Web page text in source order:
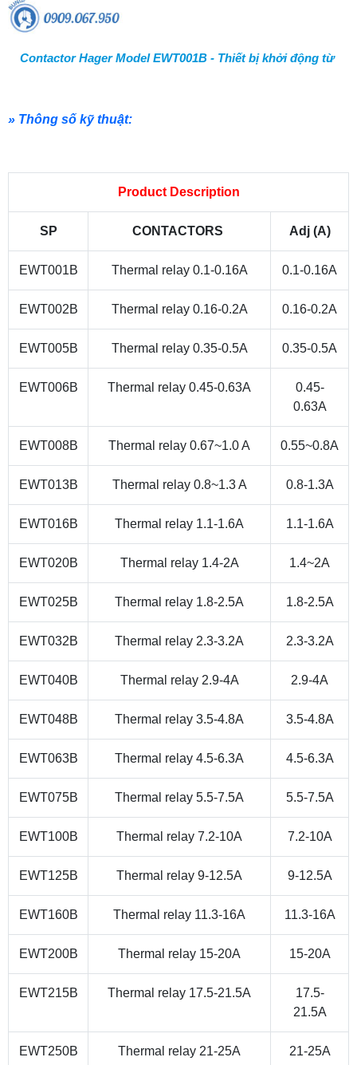
Contactor Hager Model EWT001B - Thiết bị khởi động từ
» Thông số kỹ thuật:
Product Description
SP CONTACTORS Adj (A)
EWT001B Thermal relay 0.1-0.16A 0.1-0.16A
EWT002B Thermal relay 0.16-0.2A 0.16-0.2A
EWT005B Thermal relay 0.35-0.5A 0.35-0.5A
EWT006B Thermal relay 0.45-0.63A
0.45-
0.63A
EWT008B Thermal relay 0.67~1.0 A 0.55~0.8A
EWT013B Thermal relay 0.8~1.3 A 0.8-1.3A
EWT016B Thermal relay 1.1-1.6A 1.1-1.6A
EWT020B Thermal relay 1.4-2A 1.4~2A
EWT025B Thermal relay 1.8-2.5A 1.8-2.5A
EWT032B Thermal relay 2.3-3.2A 2.3-3.2A
EWT040B Thermal relay 2.9-4A 2.9-4A
EWT048B Thermal relay 3.5-4.8A 3.5-4.8A
EWT063B Thermal relay 4.5-6.3A 4.5-6.3A
EWT075B Thermal relay 5.5-7.5A 5.5-7.5A
EWT100B Thermal relay 7.2-10A 7.2-10A
EWT125B Thermal relay 9-12.5A 9-12.5A
EWT160B Thermal relay 11.3-16A 11.3-16A
EWT200B Thermal relay 15-20A 15-20A
EWT215B Thermal relay 17.5-21.5A
17.5-
21.5A
EWT250B Thermal relay 21-25A 21-25A